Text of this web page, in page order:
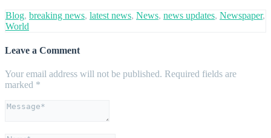
Blog, breaking news, latest news, News, news updates, Newspaper,
World
Leave a Comment
Your email address will not be published. Required fields are
marked *